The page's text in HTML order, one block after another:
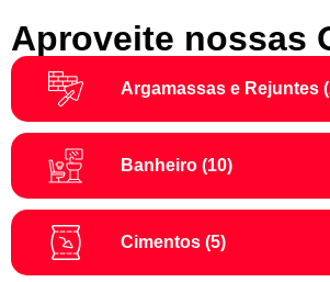
Aproveite nossas
Argamassas e Rejuntes
Banheiro (10)
Cimentos (5)